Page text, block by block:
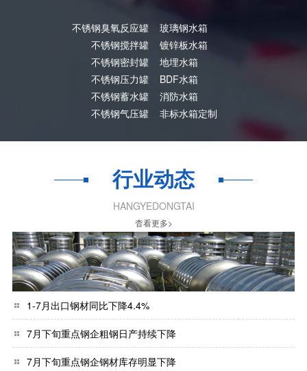
不锈钢臭氧反应罐
不锈钢搅拌罐
不锈钢密封罐
不锈钢压力罐
不锈钢蓄水罐
不锈钢气压罐
玻璃钢水箱
镀锌板水箱
地埋水箱
BDF水箱
消防水箱
非标水箱定制
行业动态
HANGYEDONGTAI
杳看更多>
1-7月出口钢材同比下降4.4%
7月下旬重点钢企粗钢日产持续下降
7月下旬重点钢企钢材库存明显下降